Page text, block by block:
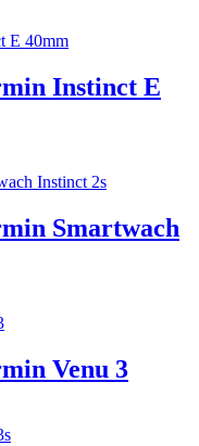
Instinct E
Smartwach
Venu 3